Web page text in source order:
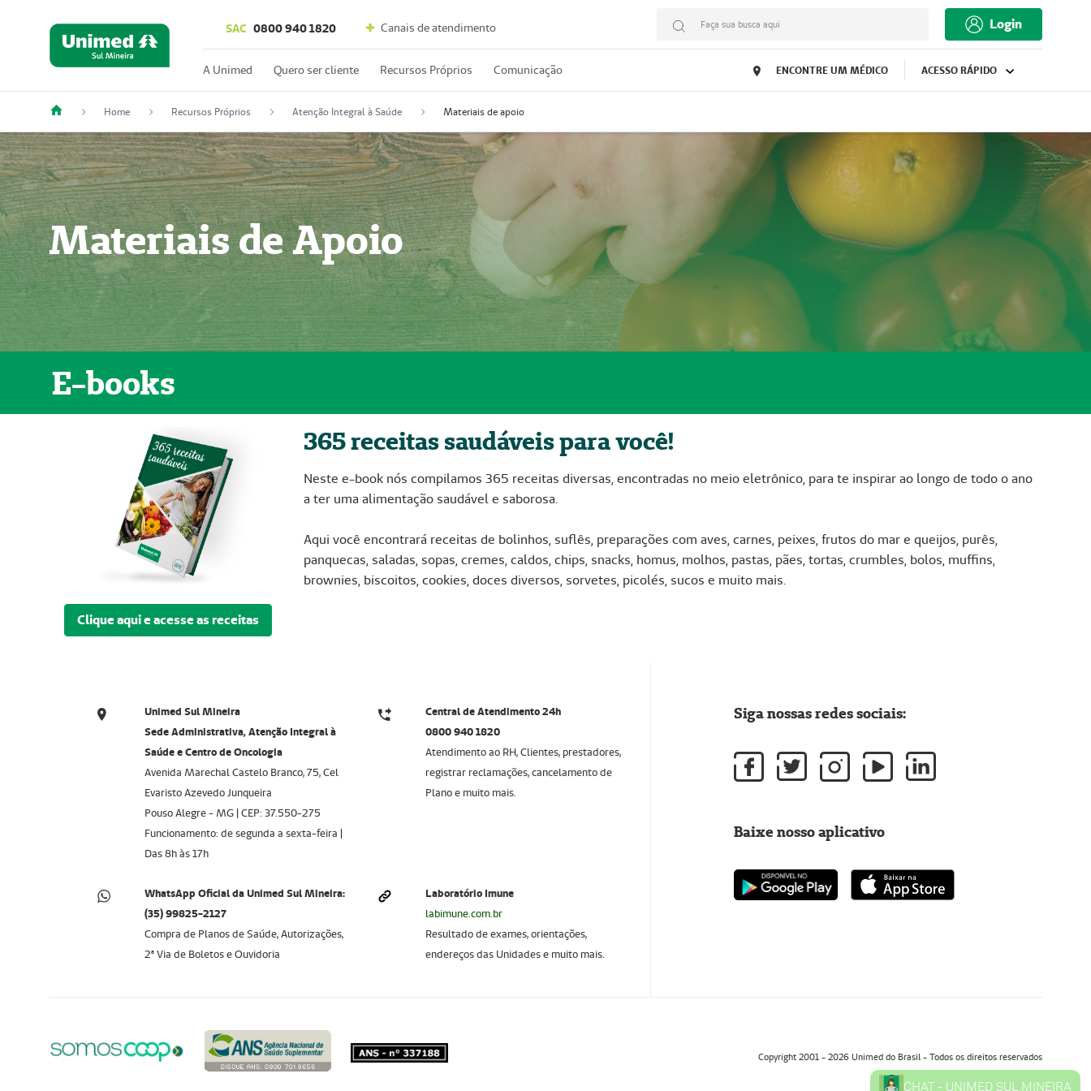
SAC 0800 940 1820 Canais de atendimento Faça sua busca aqui Login
A Unimed Quero ser cliente Recursos Próprios Comunicação ENCONTRE UM MÉDICO ACESSO RÁPIDO
Home Recursos Próprios Atenção Integral à Saúde Materiais de apoio
Materiais de Apoio
E-books
Clique aqui e acesse as receitas
365 receitas saudáveis para você!
Neste e-book nós compilamos 365 receitas diversas, encontradas no meio eletrônico, para te inspirar ao longo de todo o ano
a ter uma alimentação saudável e saborosa.
Aqui você encontrará receitas de bolinhos, suflês, preparações com aves, carnes, peixes, frutos do mar e queijos, purês,
panquecas, saladas, sopas, cremes, caldos, chips, snacks, homus, molhos, pastas, pães, tortas, crumbles, bolos, muffins,
brownies, biscoitos, cookies, doces diversos, sorvetes, picolés, sucos e muito mais.
Unimed Sul Mineira
Sede Administrativa, Atenção Integral à
Saúde e Centro de Oncologia
Avenida Marechal Castelo Branco, 75, Cel
Evaristo Azevedo Junqueira
Pouso Alegre - MG | CEP: 37.550-275
Funcionamento: de segunda a sexta-feira |
Das 8h às 17h
Central de Atendimento 24h
0800 940 1820
Atendimento ao RH, Clientes, prestadores,
registrar reclamações, cancelamento de
Plano e muito mais.
WhatsApp Oficial da Unimed Sul Mineira:
(35) 99825-2127
Compra de Planos de Saúde, Autorizações,
2ª Via de Boletos e Ouvidoria
Laboratório Imune
labimune.com.br
Resultado de exames, orientações,
endereços das Unidades e muito mais.
Siga nossas redes sociais:
Baixe nosso aplicativo
Copyright 2001 - 2026 Unimed do Brasil - Todos os direitos reservados
CHAT - UNIMED SUL MINEIRA